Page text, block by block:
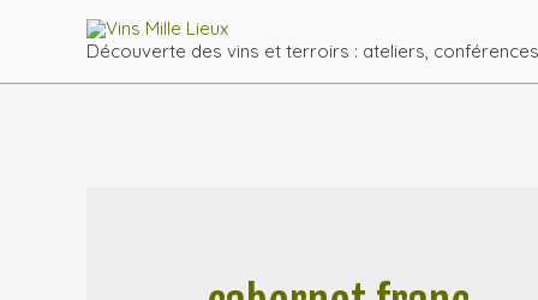
Découverte des vins et terroirs : ateliers,